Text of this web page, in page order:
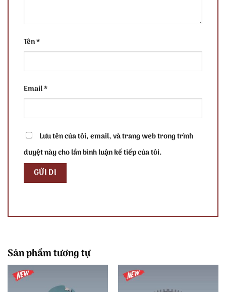
Tên*
Email*
Lưu tên của tôi, email, và trang web trong trình
duyệt này cho lần bình luận kế tiếp của tôi.
Sản phẩm tương tự